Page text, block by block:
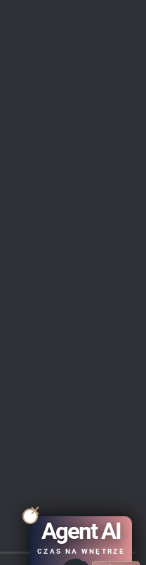
Agent AI
CZAS NA WNĘTRZE